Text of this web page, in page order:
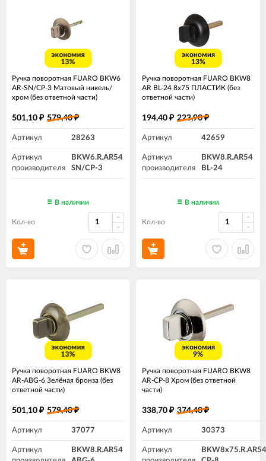
экономия
13%
Ручка поворотная FUARO BKW6
AR-SN/CP-3 Матовый никель/
хром (без ответной части)
501,10 ₽ 579,40₽
Артикул 28263
Артикул
производителя
BKW6.R.AR54
SN/CP-3
В наличии
Кол-во
экономия
13%
Ручка поворотная FUARO BKW8
AR BL-24 8х75 ПЛАСТИК (без
ответной части)
194,40 ₽ 223,90₽
Артикул 42659
Артикул
производителя
BKW8.R.AR54
BL-24
В наличии
Кол-во
экономия
13%
Ручка поворотная FUARO BKW8
AR-ABG-6 Зелёная бронза (без
ответной части)
501,10 ₽ 579,40₽
Артикул 37077
Артикул
BKW8.R.AR54
экономия
9%
Ручка поворотная FUARO BKW8
AR-CP-8 Хром (без ответной
части)
338,70 ₽ 374,40₽
Артикул 30373
Артикул
BKW8x75.R.AR54